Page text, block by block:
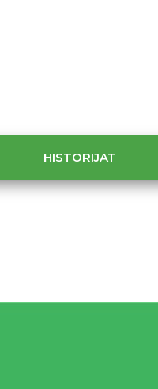
HISTORIJAT